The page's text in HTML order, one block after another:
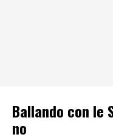
Ballando con le
no